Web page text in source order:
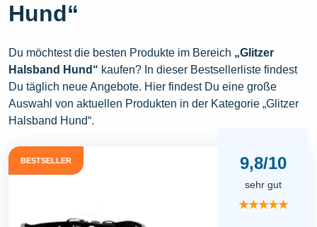
Hund“
Du möchtest die besten Produkte im Bereich „Glitzer
Halsband Hund“ kaufen? In dieser Bestsellerliste findest
Du täglich neue Angebote. Hier findest Du eine große
Auswahl von aktuellen Produkten in der Kategorie „Glitzer
Halsband Hund“.
BESTSELLER 9,8/10
sehr gut
★★★★★